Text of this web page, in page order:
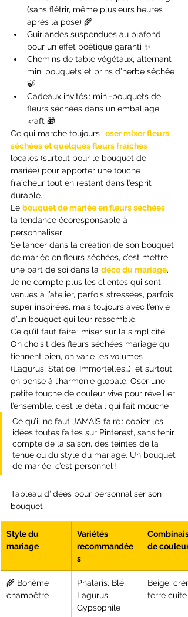
(sans flétrir, même plusieurs heures
après la pose) 🌾
Guirlandes suspendues au plafond
pour un effet poétique garanti ✨
Chemins de table végétaux, alternant
mini bouquets et brins d’herbe séchée
🍃
Cadeaux invités : mini-bouquets de
fleurs séchées dans un emballage
kraft 🎁
Ce qui marche toujours : oser mixer fleurs
séchées et quelques fleurs fraîches
locales (surtout pour le bouquet de
mariée) pour apporter une touche
fraîcheur tout en restant dans l’esprit
durable.
Le bouquet de mariée en fleurs séchées,
la tendance écoresponsable à
personnaliser
Se lancer dans la création de son bouquet
de mariée en fleurs séchées, c’est mettre
une part de soi dans la déco du mariage.
Je ne compte plus les clientes qui sont
venues à l’atelier, parfois stressées, parfois
super inspirées, mais toujours avec l’envie
d’un bouquet qui leur ressemble.
Ce qu’il faut faire : miser sur la simplicité.
On choisit des fleurs séchées mariage qui
tiennent bien, on varie les volumes
(Lagurus, Statice, Immortelles…), et surtout,
on pense à l’harmonie globale. Oser une
petite touche de couleur vive pour réveiller
l’ensemble, c’est le détail qui fait mouche
Ce qu’il ne faut JAMAIS faire : copier les
idées toutes faites sur Pinterest, sans tenir
compte de la saison, des teintes de la
tenue ou du style du mariage. Un bouquet
de mariée, c’est personnel !
Tableau d’idées pour personnaliser son
bouquet
Style du
mariage
Variétés
recommandée
s
de couleurs
🌾 Bohème
champêtre
Phalaris, Blé,
Lagurus,
Gypsophile
Beige,
terre cuite